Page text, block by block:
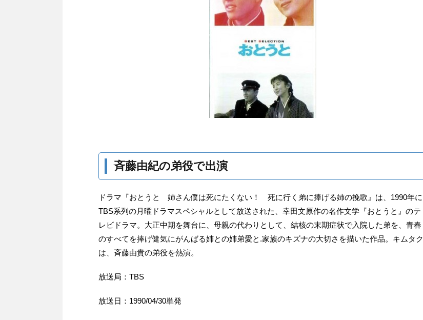
斉藤由紀の弟役で出演
ドラマ『おとうと 姉さん僕は死にたくない！ 死に行く弟に捧げる姉の挽歌』は、1990年に
TBS系列の月曜ドラマスペシャルとして放送された、幸田文原作の名作文学『おとうと』のテ
レビドラマ。大正中期を舞台に、母親の代わりとして、結核の末期症状で入院した弟を、青春
のすべてを捧げ健気にがんばる姉との姉弟愛と.家族のキズナの大切さを描いた作品。キムタク
は、斉藤由貴の弟役を熱演。
放送局：TBS
放送日：1990/04/30単発